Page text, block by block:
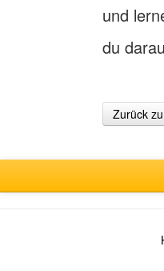
und
du
Zurück